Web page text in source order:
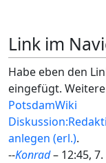
Link im
Habe eben den
eingefügt.
PotsdamWiki
anlegen (erl.).
--Konrad– 12:45, 7.